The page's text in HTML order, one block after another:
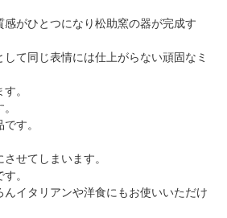
がひとつになり松助窯の器が完成す
して同じ表情には仕上がらない頑固なミ
。
す。
せてしまいます。
。
イタリアンや洋食にもお使いいただけ